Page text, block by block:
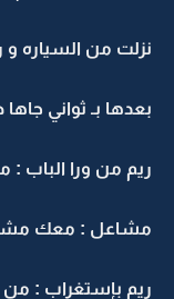
نزلت من السياره
بعدها بـ ثواني
ريم من ورا الباب :
مشاعل : معك
ريم بإستغراب : من